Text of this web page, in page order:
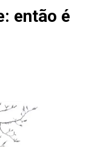
então é